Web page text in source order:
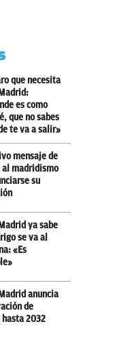
que necesita
es como
que no sabes
te va a salir»
mensaje de
al madridismo
su
ya sabe
se va al
«Es
anuncia
de
2032